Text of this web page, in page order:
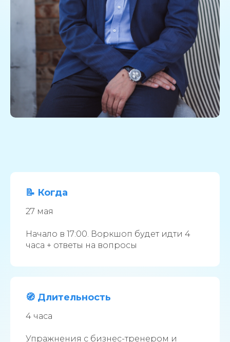
📝 Когда
27 мая
Начало в 17:00. Воркшоп будет идти 4
часа + ответы на вопросы
🧭 Длительность
4 часа
Упражнения с бизнес-тренером и